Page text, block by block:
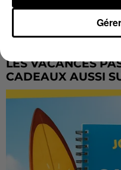
LES VACANCES
CADEAUX AUSSI